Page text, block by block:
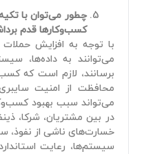
چطور می‌توان با
کسب‌وکارها قدم
با توجه به افزایش
می‌توانند به داده‌ها،
برسانند، لازم است که
محافظت از امنیت
می‌تواند سبب بهبود
در بین مشتریان، شرکا،
خسارت‌های ناشی از نفوذ،
سیستم‌ها، رعایت